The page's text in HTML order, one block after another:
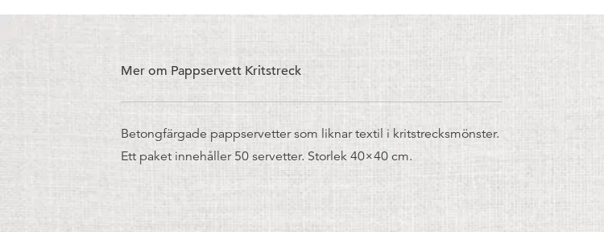
Mer om Pappservett Kritstreck
Betongfärgade pappservetter som liknar textil i kritstrecksmönster.
Ett paket innehåller 50 servetter. Storlek 40×40 cm.